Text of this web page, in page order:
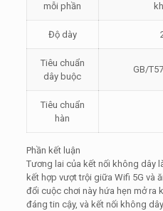
mỗi phần
Độ dày
Tiêu chuẩn
dây buộc
GB/
Tiêu chuẩn
hàn
Phần kết luận
Tương lai của kết nối không dây
kết hợp vượt trội giữa Wifi 5G và
đổi cuộc chơi này hứa hẹn mở ra
đáng tin cậy, và kết nối không